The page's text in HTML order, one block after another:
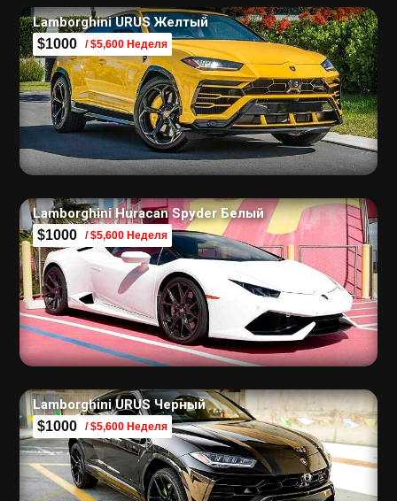
Lamborghini URUS Желтый
$1000 / $5,600 Неделя
Lamborghini Huracan Spyder Белый
$1000 / $5,600 Неделя
Lamborghini URUS Черный
$1000 / $5,600 Неделя